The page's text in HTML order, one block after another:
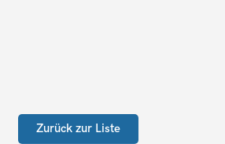
Zurück zur Liste